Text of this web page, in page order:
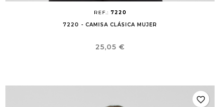
REF.: 7220
7220 - CAMISA CLÁSICA MUJER
Precio
25,05 €
favorite_border